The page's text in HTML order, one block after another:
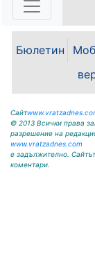
усмивки,
емоции.
Сашка
донесе
Бюлетин
Сайт
© 2013 Всички права
разрешение на
www.vratzadnes.com
е задължително.
коментари.